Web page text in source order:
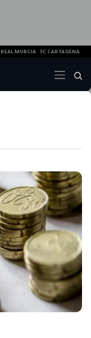
REAL MURCIA FC CARTAGENA